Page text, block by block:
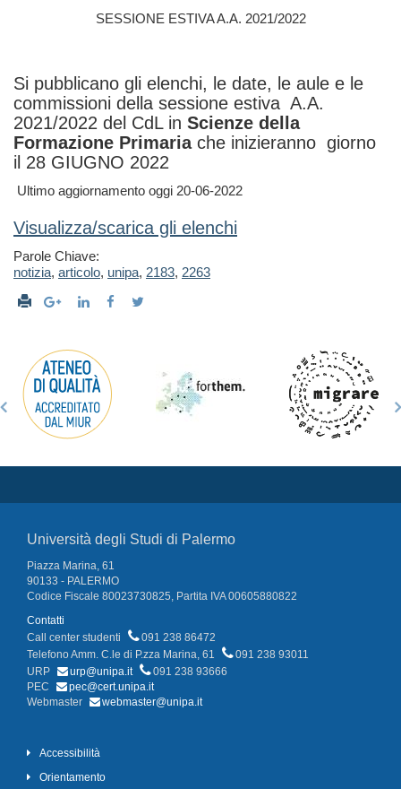
SESSIONE ESTIVA A.A. 2021/2022
Si pubblicano gli elenchi, le date, le aule e le
commissioni della sessione estiva A.A.
2021/2022 del CdL in Scienze della
Formazione Primariache inizieranno giorno
il 28 GIUGNO 2022
Ultimo aggiornamento oggi 20-06-2022
Visualizza/scarica gli elenchi
Parole Chiave:
notizia, articolo, unipa, 2183, 2263
Università degli Studi di Palermo
Piazza Marina, 61
90133 - PALERMO
Codice Fiscale 80023730825, Partita IVA 00605880822
Contatti
Call center studenti
091 238 86472
Telefono Amm. C.le di P.zza Marina, 61
091 238 93011
URP
urp@unipa.it
091 238 93666
PEC
pec@cert.unipa.it
Webmaster
webmaster@unipa.it
Accessibilità
Orientamento